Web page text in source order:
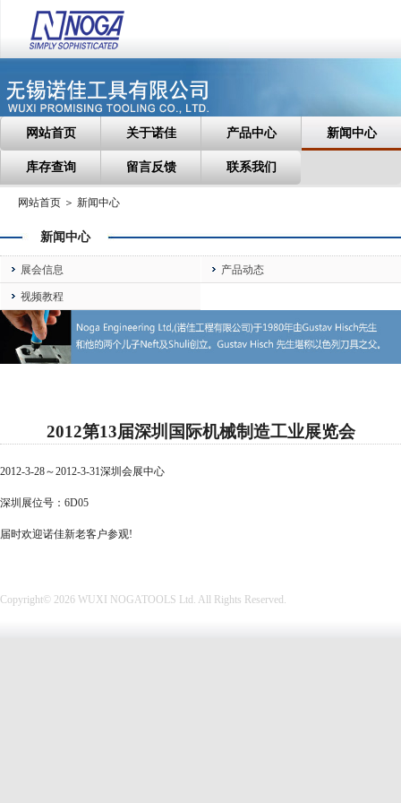
网站首页 关于诺佳 产品中心 新闻中心
库存查询 留言反馈 联系我们
网站首页 ＞ 新闻中心
新闻中心
展会信息 产品动态
视频教程
2012第13届深圳国际机械制造工业展览会
2012-3-28～2012-3-31深圳会展中心
深圳展位号：6D05
届时欢迎诺佳新老客户参观!
Copyright© 2026 WUXI NOGATOOLS Ltd. All Rights Reserved.